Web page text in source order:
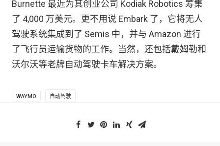
Burnette 最近为其创业公司 Kodiak Robotics 筹集
了 4,000 万美元。更不用说 Embark 了，它将无人
驾驶系统集成到了 Semis 中，并与 Amazon 进行
了飞行员运输货物的工作。当然，还包括戴姆勒和
沃尔沃等老牌自动驾驶卡车解决方案。
WAYMO 自动驾驶